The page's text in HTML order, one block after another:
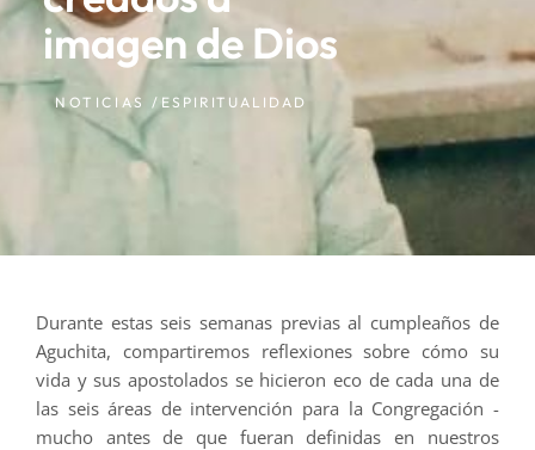
imagen de Dios
NOTICIAS / ESPIRITUALIDAD
Durante estas seis semanas previas al cumpleaños de
Aguchita, compartiremos reflexiones sobre cómo su
vida y sus apostolados se hicieron eco de cada una de
las seis áreas de intervención para la Congregación -
mucho antes de que fueran definidas en nuestros